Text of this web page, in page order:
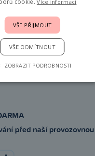
osobně!
9 – 19 hod.
Praha 4
před naší provozovnou
Více informací
VŠE PŘIJMOUT
VŠE ODMÍTNOUT
ZOBRAZIT PODROBNOSTI